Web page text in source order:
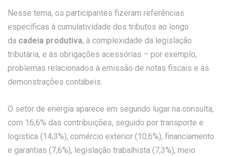
Nesse tema, os participantes fizeram referências
específicas à cumulatividade dos tributos ao longo
da cadeia produtiva, à complexidade da legislação
tributária, e às obrigações acessórias – por exemplo,
problemas relacionados à emissão de notas fiscais e às
demonstrações contábeis.
O setor de energia aparece em segundo lugar na consulta,
com 16,6% das contribuições, seguido por transporte e
logística (14,3%), comércio exterior (10,6%), financiamento
e garantias (7,6%), legislação trabalhista (7,3%), meio